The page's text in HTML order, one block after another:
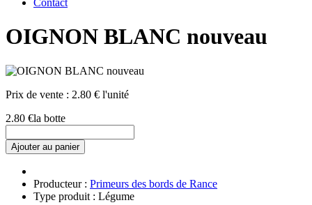
Contact
OIGNON BLANC nouveau
Prix de vente : 2.80 € l'unité
2.80 €la botte
Ajouter au panier
Producteur : Primeurs des bords de Rance
Type produit : Légume